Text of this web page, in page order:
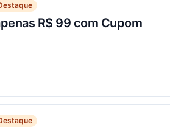
R$ 99 com Cupom